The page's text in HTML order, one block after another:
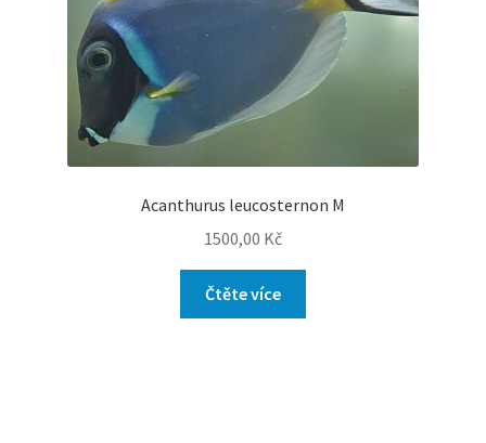
Acanthurus leucosternon M
1500,00 Kč
Čtěte více